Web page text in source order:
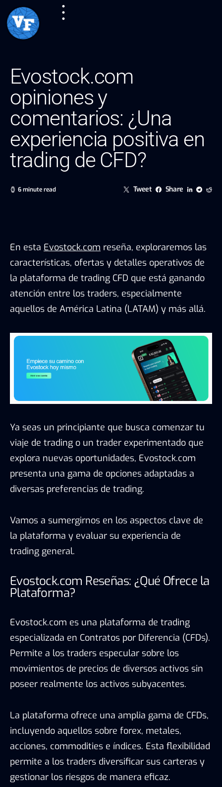
Evostock.com
opiniones y
comentarios: ¿Una
experiencia positiva en
trading de CFD?
6 minute read Tweet Share
En esta Evostock.com reseña, exploraremos las
características, ofertas y detalles operativos de
la plataforma de trading CFD que está ganando
atención entre los traders, especialmente
aquellos de América Latina (LATAM) y más allá.
Ya seas un principiante que busca comenzar tu
viaje de trading o un trader experimentado que
explora nuevas oportunidades, Evostock.com
presenta una gama de opciones adaptadas a
diversas preferencias de trading.
Vamos a sumergirnos en los aspectos clave de
la plataforma y evaluar su experiencia de
trading general.
Evostock.com Reseñas: ¿Qué Ofrece la
Plataforma?
Evostock.com es una plataforma de trading
especializada en Contratos por Diferencia (CFDs).
Permite a los traders especular sobre los
movimientos de precios de diversos activos sin
poseer realmente los activos subyacentes.
La plataforma ofrece una amplia gama de CFDs,
incluyendo aquellos sobre forex, metales,
acciones, commodities e índices. Esta flexibilidad
permite a los traders diversificar sus carteras y
gestionar los riesgos de manera eficaz.